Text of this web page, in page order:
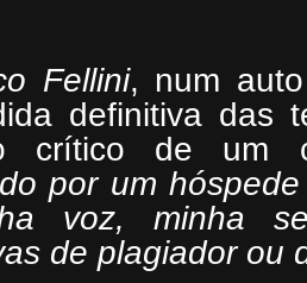
Fellini, num
definitiva das
crítico de um
por um
voz, minha
de plagiador ou